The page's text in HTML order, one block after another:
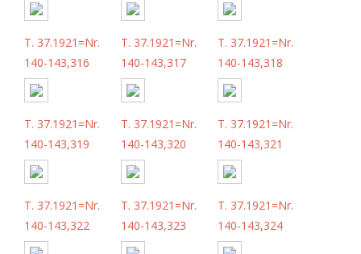
T. 37.1921=Nr.
140-143,316
T. 37.1921=Nr.
140-143,317
T. 37.1921=Nr.
140-143,318
T. 37.1921=Nr.
140-143,319
T. 37.1921=Nr.
140-143,320
T. 37.1921=Nr.
140-143,321
T. 37.1921=Nr.
140-143,322
T. 37.1921=Nr.
140-143,323
T. 37.1921=Nr.
140-143,324